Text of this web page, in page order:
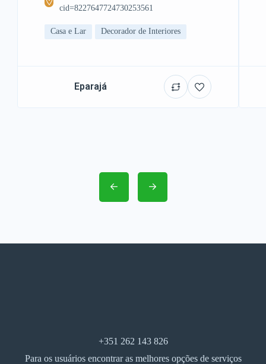
cid=8227647724730253561
Casa e Lar Decorador de Interiores
Eparajá
+351 262 143 826
Para os usuários encontrar as melhores opções de serviços